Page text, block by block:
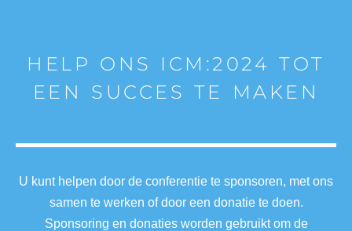
HELP ONS ICM:2024 TOT
EEN SUCCES TE MAKEN
U kunt helpen door de conferentie te sponsoren, met ons
samen te werken of door een donatie te doen.
Sponsoring en donaties worden gebruikt om de